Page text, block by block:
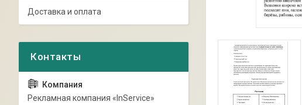
Доставка и оплата
Рекламная компания «InService»